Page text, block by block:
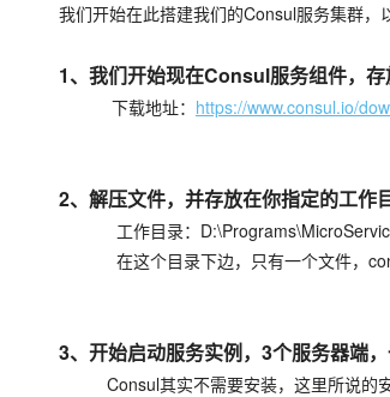
我们开始在此搭建我们的Consul服务集群，以
1、我们开始现在Consul服务组件，存
下载地址： https://www.consul.io/
2、解压文件，并存放在你指定的工作
工作目录：
在这个目录下边，只有一个文件，
3、开始启动服务实例，3个服务器端，
Consul其实不需要安装，这里所说的